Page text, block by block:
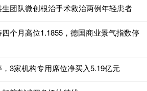
团队微创根治手术救治两例年轻患者
个月高位1.1855，德国商业景气指数停
3家机构专用席位净买入5.19亿元